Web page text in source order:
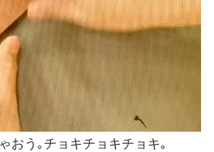
おう｡チョキチョキチョキ｡